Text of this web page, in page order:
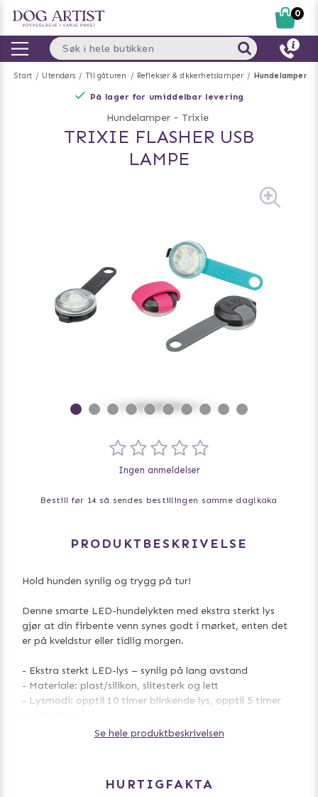
Start Utendørs Til gåturen Reflekser & sikkerhetslamper Hundelamper
På lager for umiddelbar levering
Hundelamper - Trixie
TRIXIE FLASHER USB
LAMPE
Ingen anmeldelser
Bestill før 14 så sendes bestillingen samme dag! kaka
PRODUKTBESKRIVELSE
Hold hunden synlig og trygg på tur!
Denne smarte LED-hundelykten med ekstra sterkt lys
gjør at din firbente venn synes godt i mørket, enten det
er på kveldstur eller tidlig morgen.
- Ekstra sterkt LED-lys – synlig på lang avstand
- Materiale: plast/silikon, slitesterk og lett
- Lysmodi: opptil 10 timer blinkende lys, opptil 5 timer
- Sprutsikker – tåler lett regn og fukt
Selges stykkvis i assorterte farger.
Se hele produktbeskrivelsen
HURTIGFAKTA
0